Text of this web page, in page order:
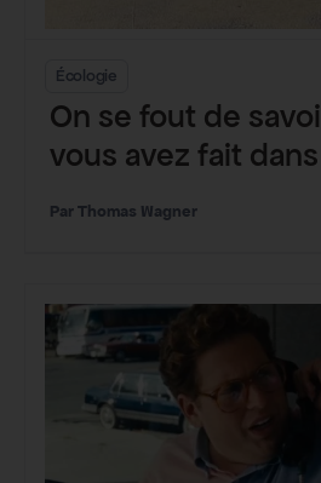
Écologie
On se fout de
vous avez fait
Thomas Wagner